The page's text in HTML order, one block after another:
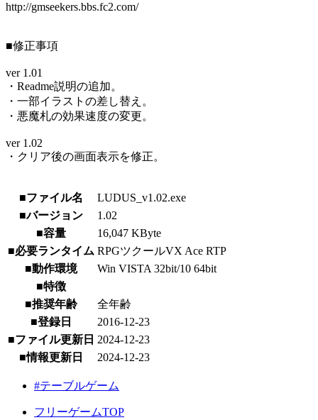
http://gmseekers.bbs.fc2.com/
■修正事項
ver 1.01
・Readme説明の追加。
・一部イラストの差し替え。
・悪魔札の効果速度の変更。
ver 1.02
・クリア後の画面表示を修正。
■ファイル名
LUDUS_v1.02.exe
■バージョン
1.02
■容量
16,047 KByte
■必要ランタイム RPGツクールVX Ace RTP
■動作環境
Win VISTA 32bit/10 64bit
■特徴
■推奨年齢
全年齢
■登録日
2016-12-23
■ファイル更新日 2024-12-23
■情報更新日
2024-12-23
#テーブルゲーム
フリーゲームTOP